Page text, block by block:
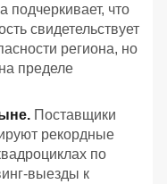
что
свидетельствует
региона, но
пределе
Поставщики
рекордные
по
выезды к